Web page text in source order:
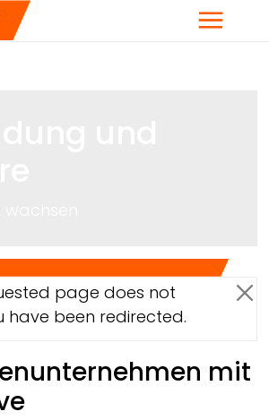
Menü
page does not
have been redirected.
mit